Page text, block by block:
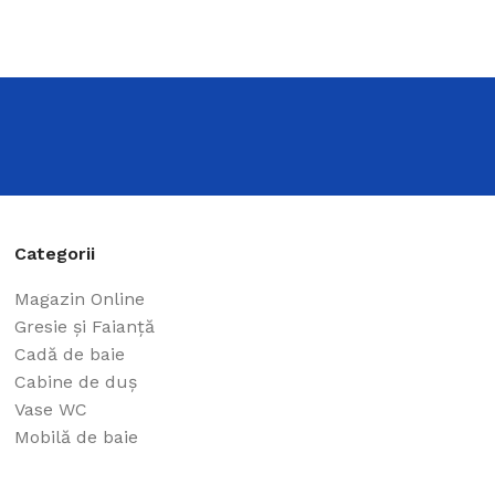
Categorii
Magazin Online
Gresie și Faianță
Cadă de baie
Cabine de duș
Vase WC
Mobilă de baie